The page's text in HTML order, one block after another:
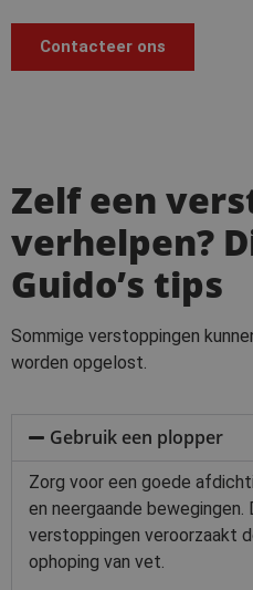
Contacteer ons
Zelf een
verhelpen?
Guido’s tips
Sommige verstoppingen
worden opgelost.
Gebruik een plopper
Zorg voor een goede
en neergaande
verstoppingen veroorzaakt
ophoping van vet.